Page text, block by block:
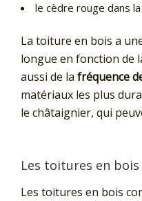
le cèdre rouge dans
La toiture en bois a
longue en fonction de
aussi de la fréquence
matériaux les plus
le châtaignier, qui
Les toitures en
Les toitures en bois